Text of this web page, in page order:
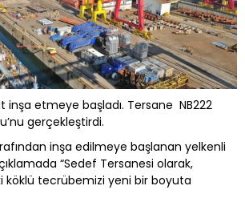
inşa etmeye başladı. Tersane NB222
gerçekleştirdi.
inşa edilmeye başlanan yelkenli
“Sedef Tersanesi olarak,
köklü tecrübemizi yeni bir boyuta